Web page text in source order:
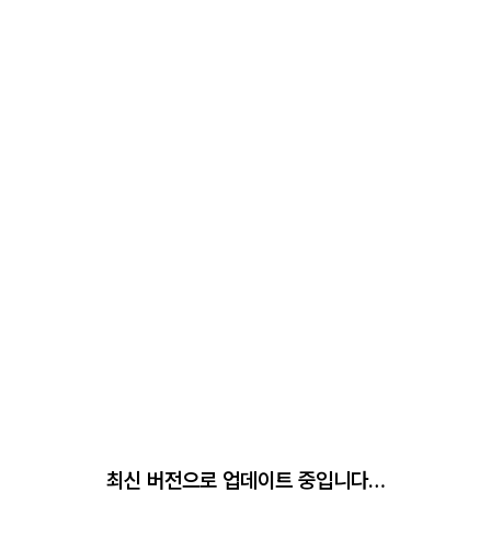
최신 버전으로 업데이트 중입니다…